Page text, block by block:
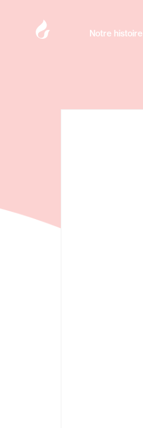
Notre histoire
Notre histoire